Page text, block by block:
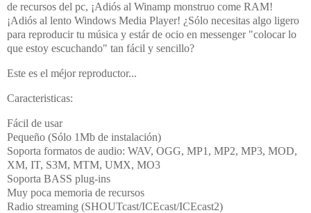
de recursos del pc, ¡Adiós al Winamp monstruo come RAM!
¡Adiós al lento Windows Media Player! ¿Sólo necesitas algo ligero
para reproducir tu música y estár de ocio en messenger "colocar lo
que estoy escuchando" tan fácil y sencillo?
Este es el méjor reproductor...
Caracteristicas:
Fácil de usar
Pequeño (Sólo 1Mb de instalación)
Soporta formatos de audio: WAV, OGG, MP1, MP2, MP3, MOD,
XM, IT, S3M, MTM, UMX, MO3
Soporta BASS plug-ins
Muy poca memoria de recursos
Radio streaming (SHOUTcast/ICEcast/ICEcast2)